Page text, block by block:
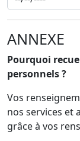
ANNEXE
Pourquoi
personnels ?
Vos
nos services et
grâce à vos